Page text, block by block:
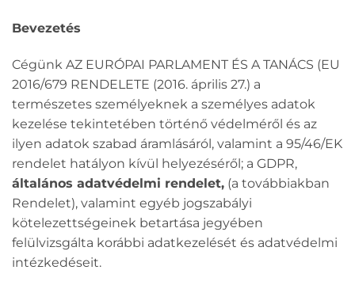
Bevezetés
Cégünk AZ EURÓPAI PARLAMENT ÉS A TANÁCS (EU
2016/679 RENDELETE (2016. április 27.) a
természetes személyeknek a személyes adatok
kezelése tekintetében történő védelméről és az
ilyen adatok szabad áramlásáról, valamint a 95/46/EK
rendelet hatályon kívül helyezéséről; a GDPR,
általános adatvédelmi rendelet, (a továbbiakban
Rendelet), valamint egyéb jogszabályi
kötelezettségeinek betartása jegyében
felülvizsgálta korábbi adatkezelését és adatvédelmi
intézkedéseit.